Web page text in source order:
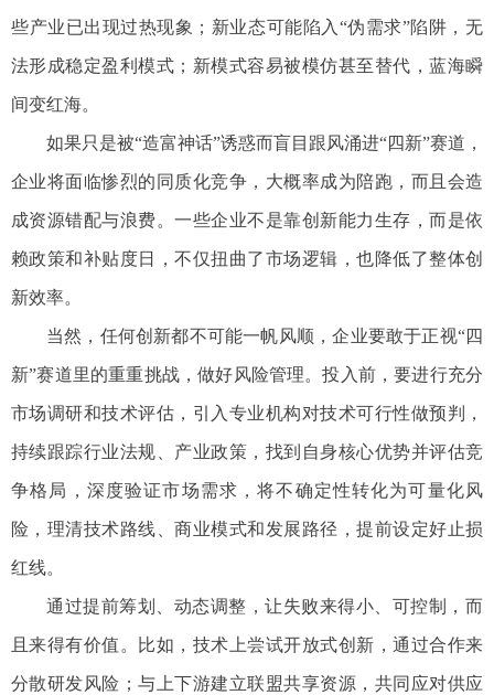
些产业已出现过热现象；新业态可能陷入“伪需求”陷阱，无
法形成稳定盈利模式；新模式容易被模仿甚至替代，蓝海瞬
间变红海。
如果只是被“造富神话”诱惑而盲目跟风涌进“四新”赛道，
企业将面临惨烈的同质化竞争，大概率成为陪跑，而且会造
成资源错配与浪费。一些企业不是靠创新能力生存，而是依
赖政策和补贴度日，不仅扭曲了市场逻辑，也降低了整体创
新效率。
当然，任何创新都不可能一帆风顺，企业要敢于正视“四
新”赛道里的重重挑战，做好风险管理。投入前，要进行充分
市场调研和技术评估，引入专业机构对技术可行性做预判，
持续跟踪行业法规、产业政策，找到自身核心优势并评估竞
争格局，深度验证市场需求，将不确定性转化为可量化风
险，理清技术路线、商业模式和发展路径，提前设定好止损
红线。
通过提前筹划、动态调整，让失败来得小、可控制，而
且来得有价值。比如，技术上尝试开放式创新，通过合作来
分散研发风险；与上下游建立联盟共享资源，共同应对供应